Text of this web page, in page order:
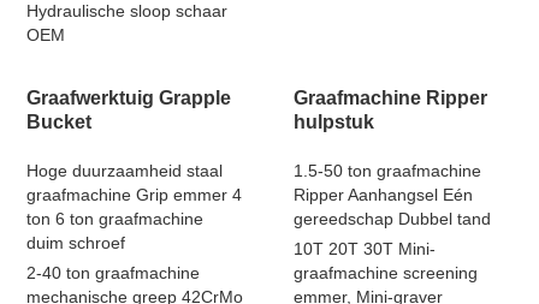
Hydraulische sloop schaar
OEM
Graafwerktuig Grapple
Bucket
Hoge duurzaamheid staal
graafmachine Grip emmer 4
ton 6 ton graafmachine
duim schroef
2-40 ton graafmachine
mechanische greep 42CrMo
Graafmachine Ripper
hulpstuk
1.5-50 ton graafmachine
Ripper Aanhangsel Eén
gereedschap Dubbel tand
10T 20T 30T Mini-
graafmachine screening
emmer, Mini-graver